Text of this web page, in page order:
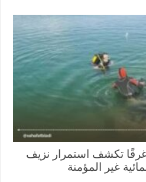
غرقًا تكشف استمرار نزيف
غير المؤمنة